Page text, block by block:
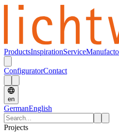
ProductsInspirationService
ConfiguratorContact
en
GermanEnglish
Projects